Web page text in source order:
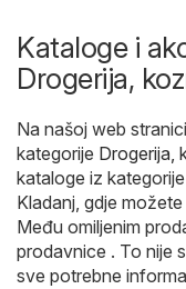
Kataloge i
Drogerija,
Na našoj web
kategorije Drogerija,
kataloge iz
Kladanj, gdje
Među omiljenim
prodavnice . To nije
sve potrebne